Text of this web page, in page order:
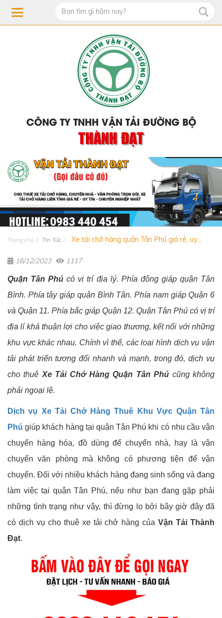
CÔNG TY TNHH VẬN TẢI ĐƯỜNG BỘ
THÀNH ĐẠT
Trang chủ Tin Tức Xe tải chở hàng quận Tân Phú giá rẻ, uy...
16/12/2023 1117
Quận Tân Phú có vị trí địa lý. Phía đông giáp quận Tân
Bình. Phía tây giáp quận Bình Tân. Phía nam giáp Quận 6
và Quận 11. Phía bắc giáp Quận 12. Quận Tân Phú có vị trí
địa lí khá thuận lợi cho việc giao thương, kết nối với những
khu vực khác nhau. Chính vì thế, các loại hình dịch vụ vận
tải phát triển tương đối nhanh và mạnh, trong đó, dịch vụ
cho thuê Xe Tải Chở Hàng Quận Tân Phú cũng không
phải ngoại lệ.
Dịch vụ Xe Tải Chở Hàng Thuê Khu Vực Quận Tân
Phú giúp khách hàng tại quận Tân Phú khi có nhu cầu vận
chuyển hàng hóa, đồ dùng để chuyển nhà, hay là vận
chuyển văn phòng mà không có phương tiện để vận
chuyển. Đối với nhiều khách hàng đang sinh sống và đang
làm việc tại quận Tân Phú, nếu như bạn đang gặp phải
những tình trạng như vậy, thì đừng lo bởi bây giờ đây đã
có dịch vụ cho thuê xe tải chở hàng củaVận Tải Thành
Đạt.